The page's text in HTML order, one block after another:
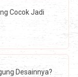
Cocok Jadi
Desainnya?